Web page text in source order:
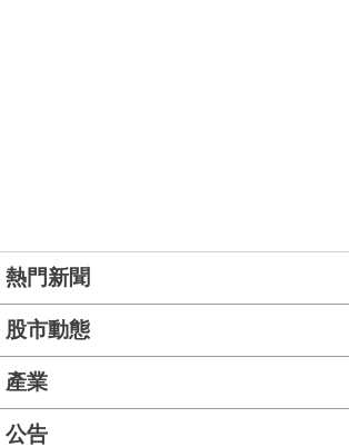
熱門新聞
股市動態
產業
公告